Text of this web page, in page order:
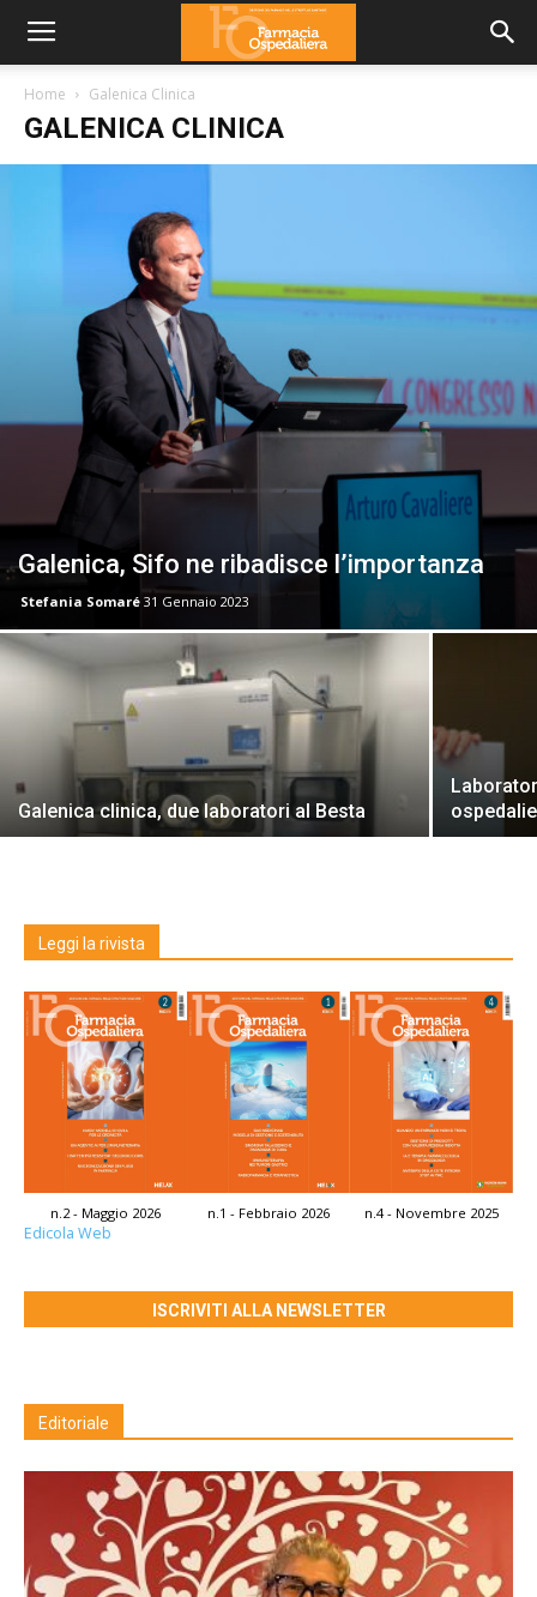
Home Galenica Clinica
GALENICA CLINICA
Galenica, Sifo ne ribadisce l’importanza
Stefania Somaré 31 Gennaio 2023
Galenica clinica, due laboratori al Besta
Leggi la rivista
n.2 - Maggio 2026 n.1 - Febbraio 2026 n.4 - Novembre 2025
Edicola Web
ISCRIVITI ALLA NEWSLETTER
Editoriale